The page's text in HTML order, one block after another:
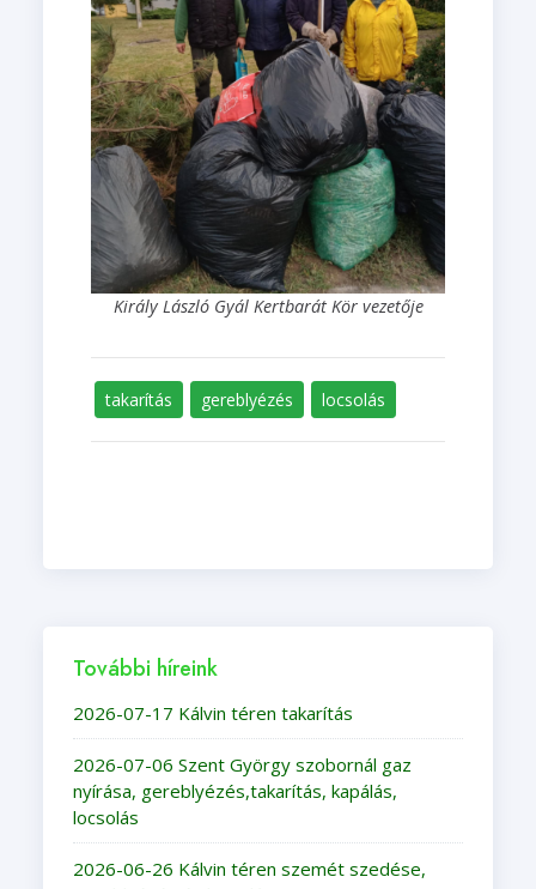
Király László Gyál Kertbarát Kör vezetője
takarítás gereblyézés locsolás
További híreink
2026-07-17 Kálvin téren takarítás
2026-07-06 Szent György szobornál gaz
nyírása, gereblyézés,takarítás, kapálás,
locsolás
2026-06-26 Kálvin téren szemét szedése,